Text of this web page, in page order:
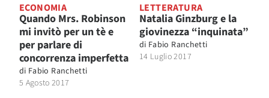
ECONOMIA
Quando Mrs. Robinson
mi invitò per un tè e
per parlare di
concorrenza imperfetta
di Fabio Ranchetti
5 Agosto 2017
LETTERATURA
Natalia Ginzburg e la
giovinezza “inquinata”
di Fabio Ranchetti
14 Luglio 2017